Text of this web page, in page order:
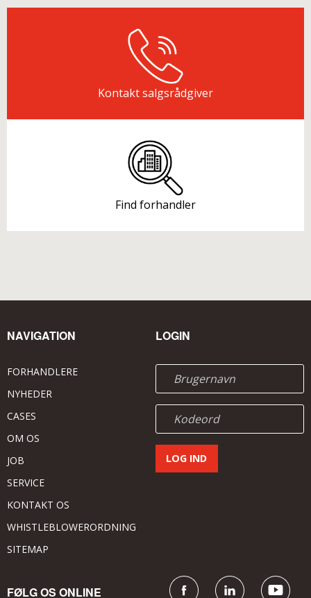
Kontakt salgsrådgiver
Find forhandler
NAVIGATION
FORHANDLERE
NYHEDER
CASES
OM OS
JOB
SERVICE
KONTAKT OS
WHISTLEBLOWERORDNING
SITEMAP
LOGIN
FØLG OS ONLINE